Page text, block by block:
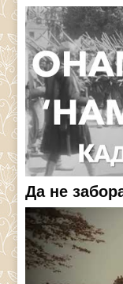
Да не